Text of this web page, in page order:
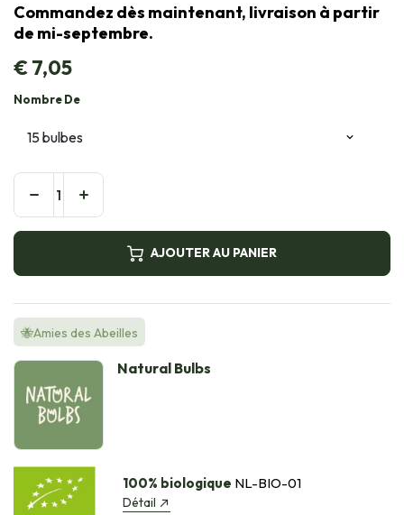
Commandez dès maintenant, livraison à partir
de mi-septembre.
€7,05
Nombre De
AJOUTER AU PANIER
🐝Amies des Abeilles
Natural Bulbs
100% biologique NL-BIO-01
Détail